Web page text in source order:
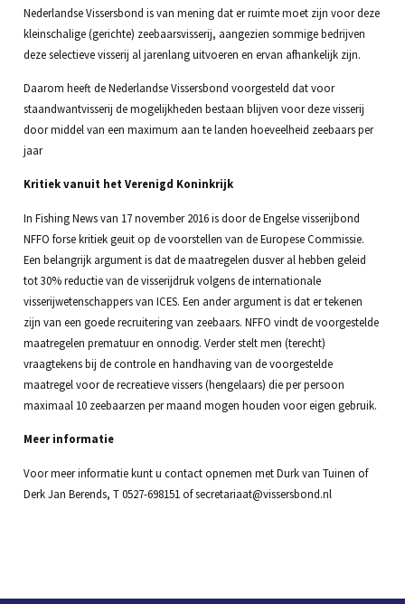
Nederlandse Vissersbond is van mening dat er ruimte moet zijn voor deze
kleinschalige (gerichte) zeebaarsvisserij, aangezien sommige bedrijven
deze selectieve visserij al jarenlang uitvoeren en ervan afhankelijk zijn.
Daarom heeft de Nederlandse Vissersbond voorgesteld dat voor
staandwantvisserij de mogelijkheden bestaan blijven voor deze visserij
door middel van een maximum aan te landen hoeveelheid zeebaars per
jaar
Kritiek vanuit het Verenigd Koninkrijk
In Fishing News van 17 november 2016 is door de Engelse visserijbond
NFFO forse kritiek geuit op de voorstellen van de Europese Commissie.
Een belangrijk argument is dat de maatregelen dusver al hebben geleid
tot 30% reductie van de visserijdruk volgens de internationale
visserijwetenschappers van ICES. Een ander argument is dat er tekenen
zijn van een goede recruitering van zeebaars. NFFO vindt de voorgestelde
maatregelen prematuur en onnodig. Verder stelt men (terecht)
vraagtekens bij de controle en handhaving van de voorgestelde
maatregel voor de recreatieve vissers (hengelaars) die per persoon
maximaal 10 zeebaarzen per maand mogen houden voor eigen gebruik.
Meer informatie
Voor meer informatie kunt u contact opnemen met Durk van Tuinen of
Derk Jan Berends, T 0527-698151 of secretariaat@vissersbond.nl